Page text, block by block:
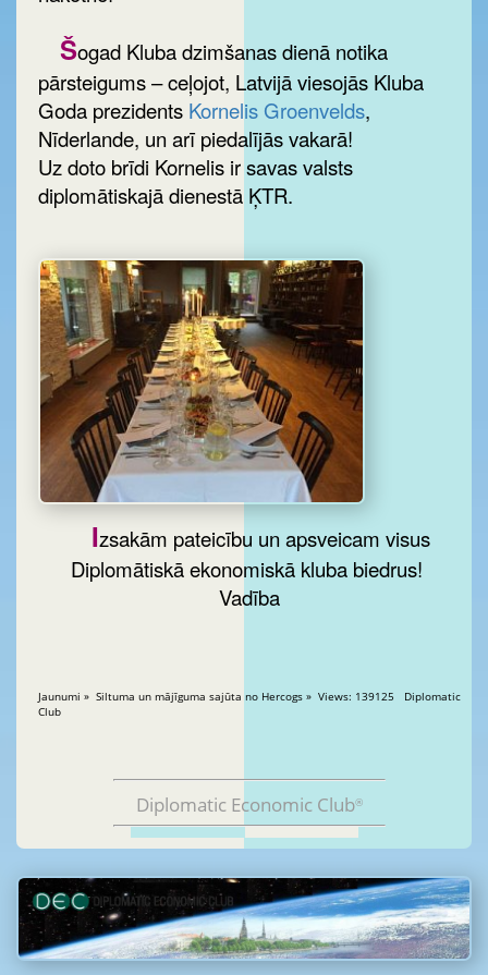
Šogad Kluba dzimšanas dienā notika
pārsteigums – ceļojot, Latvijā viesojās Kluba
Goda prezidents Kornelis Groenvelds,
Nīderlande, un arī piedalījās vakarā!
Uz doto brīdi Kornelis ir savas valsts
diplomātiskajā dienestā ĶTR.
Izsakām pateicību un apsveicam visus
Diplomātiskā ekonomiskā kluba biedrus!
Vadība
Jaunumi » Siltuma un mājīguma sajūta no Hercogs » Views: 139125 Diplomatic
Club
Diplomatic Economic Club®